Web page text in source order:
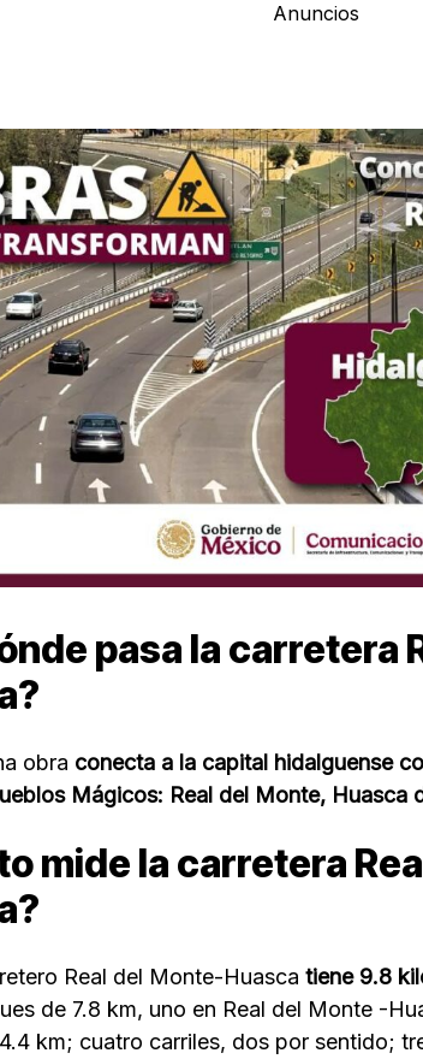
Anuncios
pasa la carretera
obra conecta a la capital hidalguense
Mágicos: Real del Monte, Huasca
mide la carretera
Real del Monte-Huasca tiene 9.8
de 7.8 km, uno en Real del Monte -
km; cuatro carriles, dos por sentido;